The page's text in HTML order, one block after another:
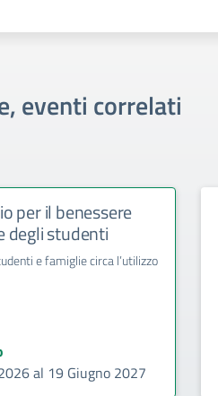
eventi correlati
per il benessere
degli studenti
e famiglie circa l’utilizzo
al 19 Giugno 2027